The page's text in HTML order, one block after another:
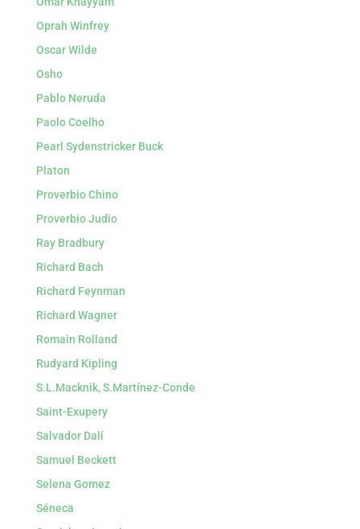
Oprah Winfrey
Oscar Wilde
Osho
Pablo Neruda
Paolo Coelho
Pearl Sydenstricker Buck
Platon
Proverbio Chino
Proverbio Judio
Ray Bradbury
Richard Bach
Richard Feynman
Richard Wagner
Romain Rolland
Rudyard Kipling
S.L.Macknik, S.Martínez-Conde
Saint-Exupery
Salvador Dalí
Samuel Beckett
Selena Gomez
Séneca